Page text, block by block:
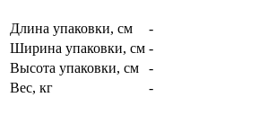
Длина упаковки, см
-
Ширина упаковки, см -
Высота упаковки, см
-
Вес, кг
-